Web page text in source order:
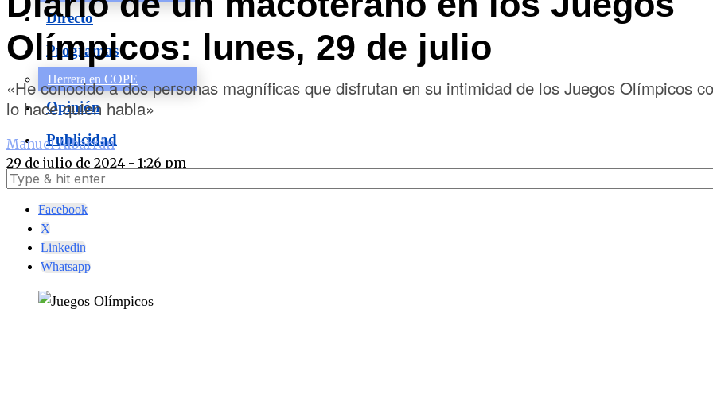
Directo
Programas
Herrera en COPE
Opinión
Publicidad
Olímpicos: lunes, 29 de julio
«He conocido a dos personas magníficas que disfrutan en su intimidad de los Juegos Olímpicos
lo hace quien habla»
Manuel Albarrán
29 de julio de 2024 - 1:26 pm
Facebook
X
Linkedin
Whatsapp